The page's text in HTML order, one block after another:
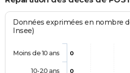
Données exprimées en nombre
Insee)
0
0
Moins de 10 ans
10-20 ans